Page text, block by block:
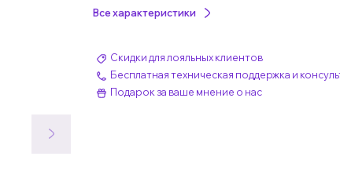
Все характеристики
Скидки для лояльных клиентов
Бесплатная техническая поддержка и
Подарок за ваше мнение о нас